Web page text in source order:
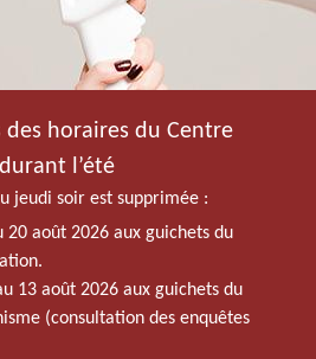
horaires du Centre
l’été
jeudi soir est supprimée :
20 août 2026 aux guichets du
13 août 2026 aux guichets du
(consultation des enquêtes